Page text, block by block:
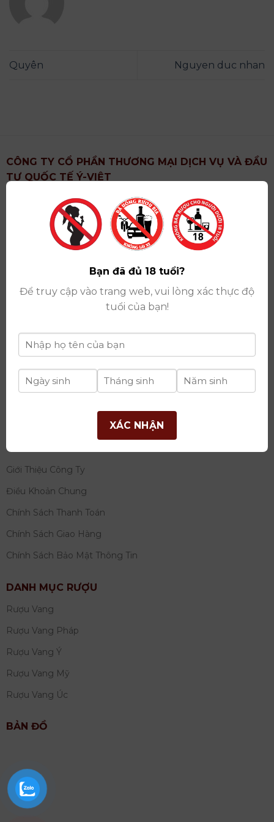
Quyên Nguyen duc nhan
CÔNG TY CỔ PHẦN THƯƠNG MẠI DỊCH VỤ VÀ ĐẦU
TƯ QUỐC TẾ Ý-VIỆT
: Khu 6, Xã Hoài Đức, Thành Phố Hà Nội
Showroom: Số 09 Phố Liễu Giai, Phường Ngọc Hà,
Thành Phố Hà Nội
Giấy ĐKKD số: 0102751615 do Sở Tài Chính Thành
Phố Hà Nội cấp lần đầu ngày 07/05/2008,đăng ký
thay đổi lần thứ 17 ngày 06/08/2025
Giấy phép Phân Phối Rượu số : 529/GP-BCT do Bộ
Công Thương cấp ngày 14/11/2022
Ngân hàng:Ngân hàng TMCP Đầu tư và phát triển
Việt Nam (BIDV)
tư quốc tế Ý-Việt
Tây Hồ, TP Hà Nội
THÔNG TIN
Giới Thiệu Công Ty
Điều Khoản Chung
Chính Sách Thanh Toán
Chính Sách Giao Hàng
Chính Sách Bảo Mật Thông Tin
DANH MỤC RƯỢU
Rượu Vang
Rượu Vang Pháp
Rượu Vang Ý
Rượu Vang Mỹ
Rượu Vang Úc
BẢN ĐỒ
Bạn đã đủ 18 tuổi?
Để truy cập vào trang web, vui lòng xác thực độ
tuổi của bạn!
XÁC NHẬN